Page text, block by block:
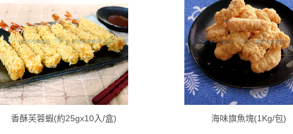
香酥芙蓉蝦(約25gx10入/盒) 海味旗魚塊(1Kg/包)